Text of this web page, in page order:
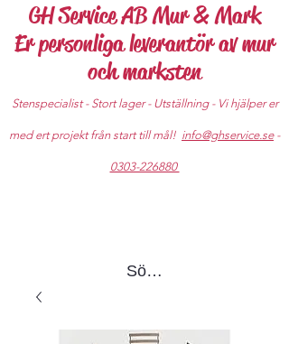
GH Service AB Mur & Mark
Er personliga leverantör av mur
och marksten
Stenspecialist - Stort lager - Utställning - Vi hjälper er
med ert projekt från start till mål! info@ghservice.se-
0303-226880
Sök produkter